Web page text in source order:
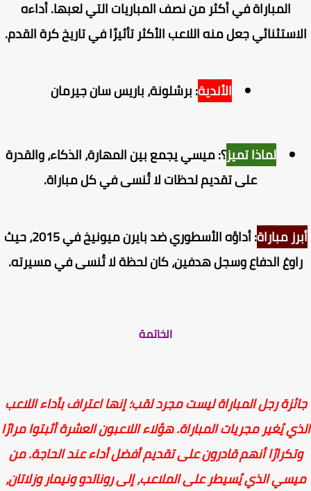
المباراة في أكثر من نصف المباريات التي لعبها. أداءه
جعل منه اللاعب الأكثر تأثيرًا في تاريخ كرة القدم.
الأندية: برشلونة، باريس سان جيرمان
لماذا تميز؟: ميسي يجمع بين المهارة، الذكاء، والقدرة
على تقديم لحظات لا تُنسى في كل مباراة.
مباراة
: أداؤه الأسطوري ضد بايرن ميونيخ في 2015، حيث
الدفاع وسجل هدفين، كان لحظة لا تُنسى في مسيرته.
الخاتمة
رجل المباراة ليست مجرد لقب؛ إنها اعتراف بأداء اللاعب
يُغير مجريات المباراة. هؤلاء اللاعبون العشرة أثبتوا مرارًا
أنهم قادرون على تقديم أفضل أداء عند الحاجة. من
الذي يُسيطر على الملاعب، إلى رونالدو ونيمار وزلاتان،